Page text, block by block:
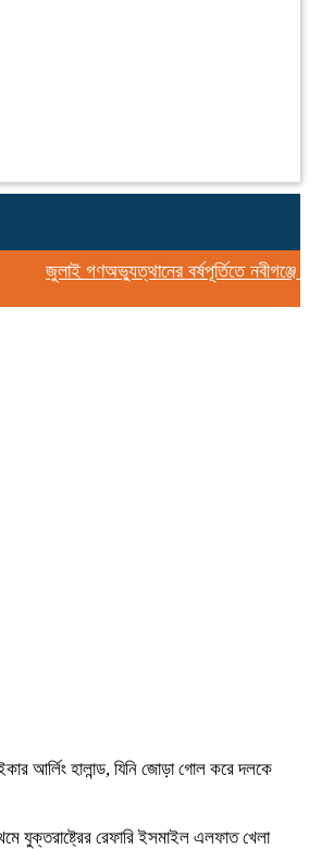
জুলাই গণঅভ্যুত্থানের বর্ষপূর্তিতে নবীগঞ্জে ১১
আর্লিং হালান্ড, যিনি জোড়া গোল করে দলকে
যুক্তরাষ্ট্রের রেফারি ইসমাইল এলফাত খেলা